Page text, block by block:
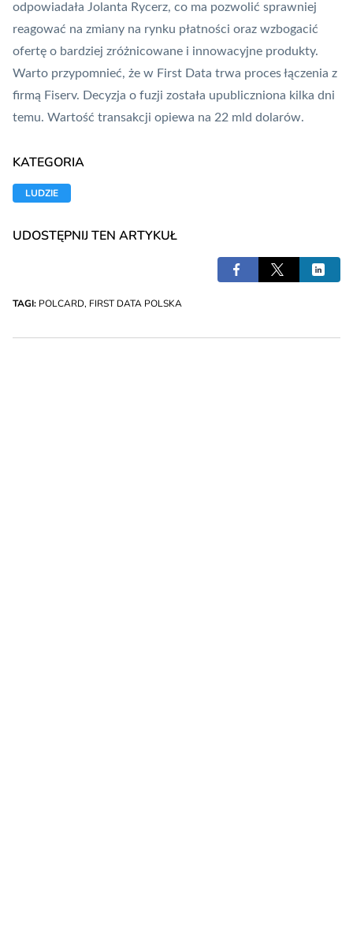
odpowiadała Jolanta Rycerz, co ma pozwolić sprawniej
reagować na zmiany na rynku płatności oraz wzbogacić
ofertę o bardziej zróżnicowane i innowacyjne produkty.
Warto przypomnieć, że w First Data trwa proces łączenia z
firmą Fiserv. Decyzja o fuzji została upubliczniona kilka dni
temu. Wartość transakcji opiewa na 22 mld dolarów.
KATEGORIA
LUDZIE
UDOSTĘPNIJ TEN ARTYKUŁ
TAGI: POLCARD, FIRST DATA POLSKA